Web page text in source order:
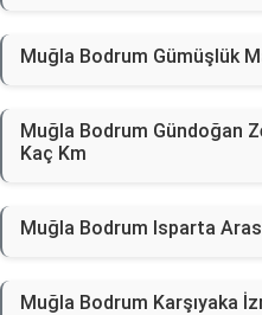
Muğla Bodrum Gümüşlük
Muğla Bodrum Gündoğan
Kaç Km
Muğla Bodrum Isparta
Muğla Bodrum Karşıyaka